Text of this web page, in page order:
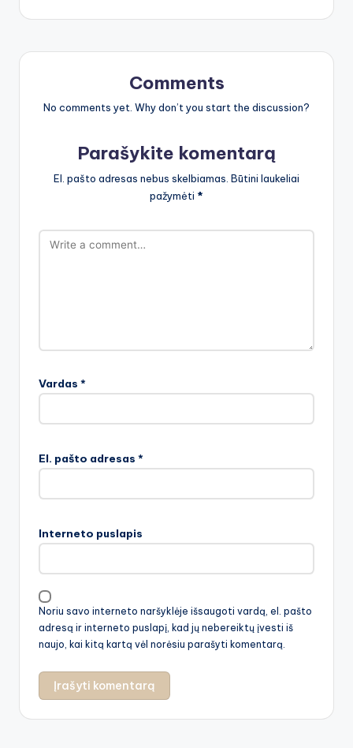
Comments
No comments yet. Why don’t you start the discussion?
Parašykite komentarą
El. pašto adresas nebus skelbiamas. Būtini laukeliai
pažymėti *
Vardas *
El. pašto adresas *
Interneto puslapis
Noriu savo interneto naršyklėje išsaugoti vardą, el. pašto
adresą ir interneto puslapį, kad jų nebereiktų įvesti iš
naujo, kai kitą kartą vėl norėsiu parašyti komentarą.